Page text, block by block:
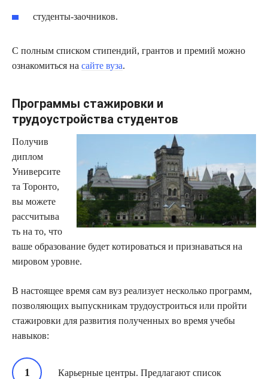
студенты-заочников.
С полным списком стипендий, грантов и премий можно
ознакомиться на сайте вуза.
Программы стажировки и
трудоустройства студентов
Получив
диплом
Университе
та Торонто,
вы можете
рассчитыва
ть на то, что
ваше образование будет котироваться и признаваться на
мировом уровне.
В настоящее время сам вуз реализует несколько программ,
позволяющих выпускникам трудоустроиться или пройти
стажировки для развития полученных во время учебы
навыков:
Карьерные центры. Предлагают список